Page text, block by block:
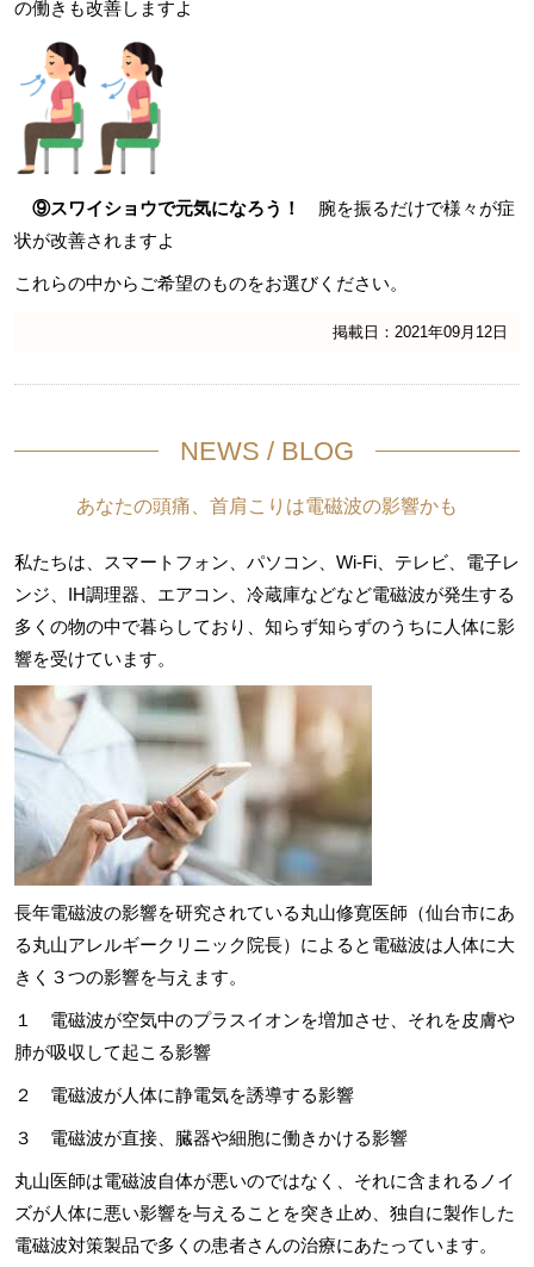
の働きも改善しますよ
⑨スワイショウで元気になろう！ 腕を振るだけで様々が症
状が改善されますよ
これらの中からご希望のものをお選びください。
掲載日：2021年09月12日
NEWS / BLOG
あなたの頭痛、首肩こりは電磁波の影響かも
私たちは、スマートフォン、パソコン、Wi-Fi、テレビ、電子レ
ンジ、IH調理器、エアコン、冷蔵庫などなど電磁波が発生する
多くの物の中で暮らしており、知らず知らずのうちに人体に影
響を受けています。
長年電磁波の影響を研究されている丸山修寛医師（仙台市にあ
る丸山アレルギークリニック院長）によると電磁波は人体に大
きく３つの影響を与えます。
１ 電磁波が空気中のプラスイオンを増加させ、それを皮膚や
肺が吸収して起こる影響
２ 電磁波が人体に静電気を誘導する影響
３ 電磁波が直接、臓器や細胞に働きかける影響
丸山医師は電磁波自体が悪いのではなく、それに含まれるノイ
ズが人体に悪い影響を与えることを突き止め、独自に製作した
電磁波対策製品で多くの患者さんの治療にあたっています。